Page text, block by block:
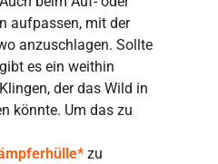
aufpassen, mit der
anzuschlagen. Sollte
es ein weithin
der das Wild in
könnte. Um das zu
zu